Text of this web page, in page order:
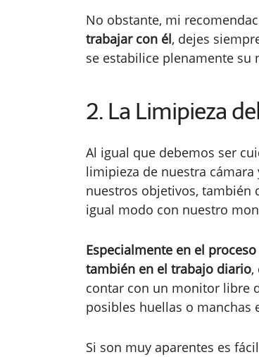
No obstante, mi
trabajar con él, dejes
se estabilice plenamente su
2. La Limipieza
Al igual que debemos ser
limipieza de nuestra
nuestros objetivos, también
igual modo con nuestro
Especialmente en el
también en el trabajo diario,
contar con un monitor libre
posibles huellas o manchas
Si son muy aparentes es